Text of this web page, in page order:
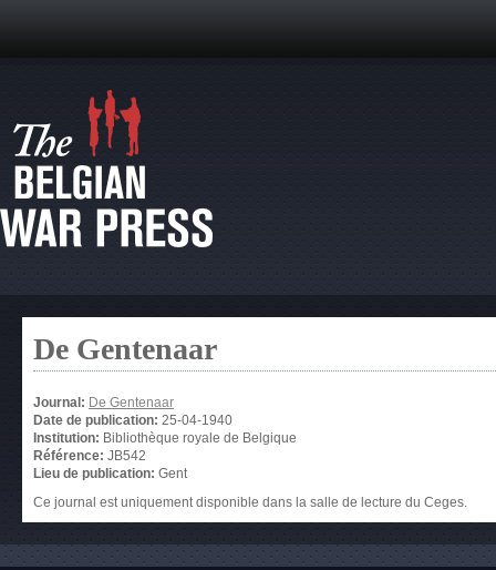
De Gentenaar
Journal: De Gentenaar
Date de publication: 25-04-1940
Institution: Bibliothèque royale de Belgique
Référence: JB542
Lieu de publication: Gent
Ce journal est uniquement disponible dans la salle de lecture du Ceges.